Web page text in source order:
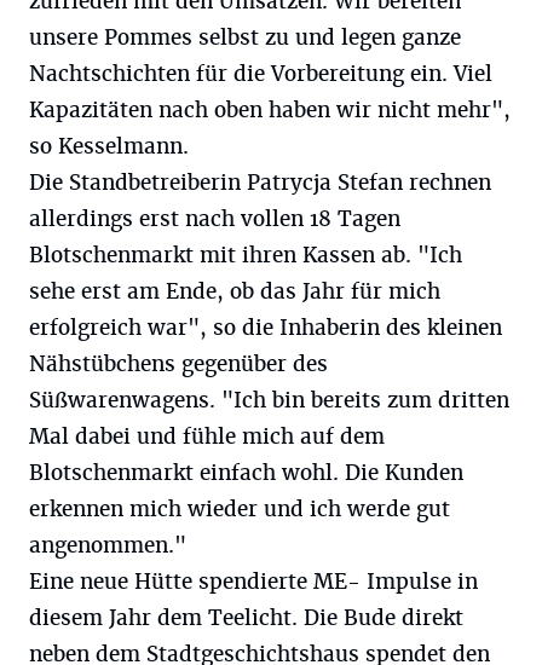
unsere Pommes selbst zu und legen ganze
Nachtschichten für die Vorbereitung ein. Viel
Kapazitäten nach oben haben wir nicht mehr",
so Kesselmann.
Die Standbetreiberin Patrycja Stefan rechnen
allerdings erst nach vollen 18 Tagen
Blotschenmarkt mit ihren Kassen ab. "Ich
sehe erst am Ende, ob das Jahr für mich
erfolgreich war", so die Inhaberin des kleinen
Nähstübchens gegenüber des
Süßwarenwagens. "Ich bin bereits zum dritten
Mal dabei und fühle mich auf dem
Blotschenmarkt einfach wohl. Die Kunden
erkennen mich wieder und ich werde gut
angenommen."
Eine neue Hütte spendierte ME- Impulse in
diesem Jahr dem Teelicht. Die Bude direkt
neben dem Stadtgeschichtshaus spendet den